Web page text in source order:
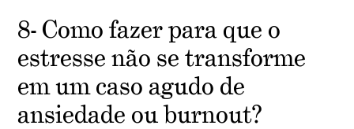
8- Como fazer para que o
estresse não se transforme
em um caso agudo de
ansiedade ou burnout?